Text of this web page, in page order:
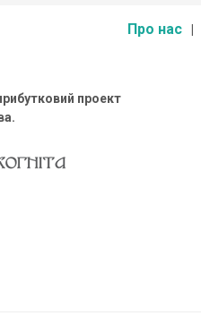
Про нас
проект